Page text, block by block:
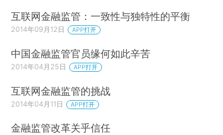
互联网金融监管：一致性与独特性的平衡
2014年09月12日 APP打开
中国金融监管官员缘何如此辛苦
2014年04月25日 APP打开
互联网金融监管的挑战
2014年04月11日 APP打开
金融监管改革关乎信任